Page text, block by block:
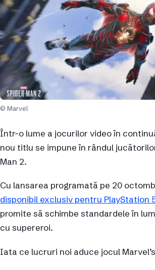
© Marvel
Într-o lume a jocurilor video în
nou titlu se impune în rândul
Man 2.
Cu lansarea programată pe 20
disponibil exclusiv pentru PlayStation
promite să schimbe standardele în
cu supereroi.
Iata ce lucruri noi aduce jocul